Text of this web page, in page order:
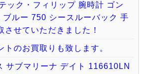
ック・フィリップ 腕時計 ゴン
ブルー 750 シースルーバック 手
せていただきました！
トのお買取りも致します。
サブマリーナ デイト 116610LN